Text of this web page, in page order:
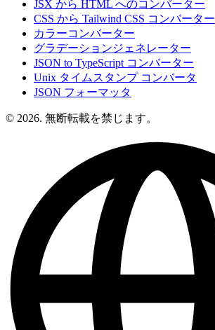
JSX から HTML へのコンバーター
CSS から Tailwind CSS コンバーター
カラーコンバーター
グラデーションジェネレーター
JSON to TypeScript コンバーター
Unix タイムスタンプ コンバータ
JSON フォーマッタ
© 2026. 無断転載を禁じます。